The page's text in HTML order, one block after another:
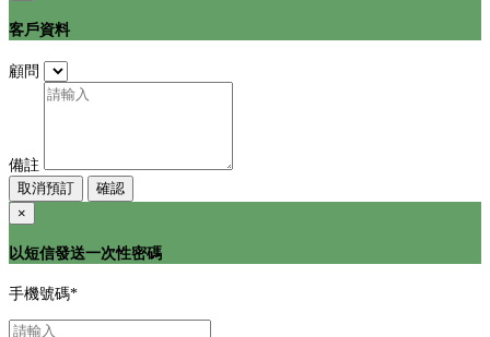
客戶資料
顧問
備註
取消預訂
確認
×
以短信發送一次性密碼
手機號碼*